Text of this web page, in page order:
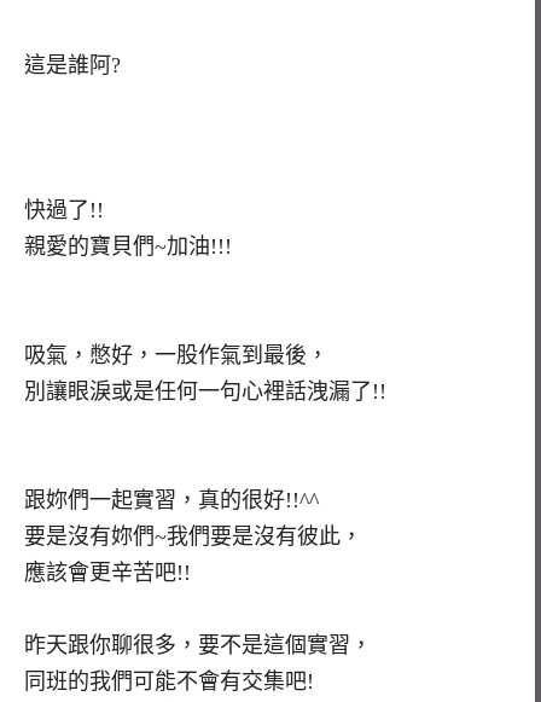
這是誰阿?
快過了!!
親愛的寶貝們~加油!!!
吸氣，憋好，一股作氣到最後，
別讓眼淚或是任何一句心裡話洩漏了!!
跟妳們一起實習，真的很好!!^^
要是沒有妳們~我們要是沒有彼此，
應該會更辛苦吧!!
昨天跟你聊很多，要不是這個實習，
同班的我們可能不會有交集吧!